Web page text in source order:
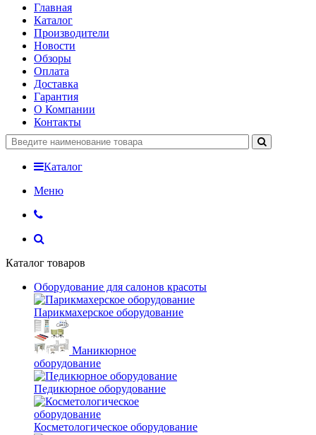
Главная
Каталог
Производители
Новости
Обзоры
Оплата
Доставка
Гарантия
О Компании
Контакты
Каталог
Меню
Каталог товаров
Оборудование для салонов красоты
Парикмахерское оборудование
Маникюрное
оборудование
Педикюрное оборудование
Косметологическое оборудование